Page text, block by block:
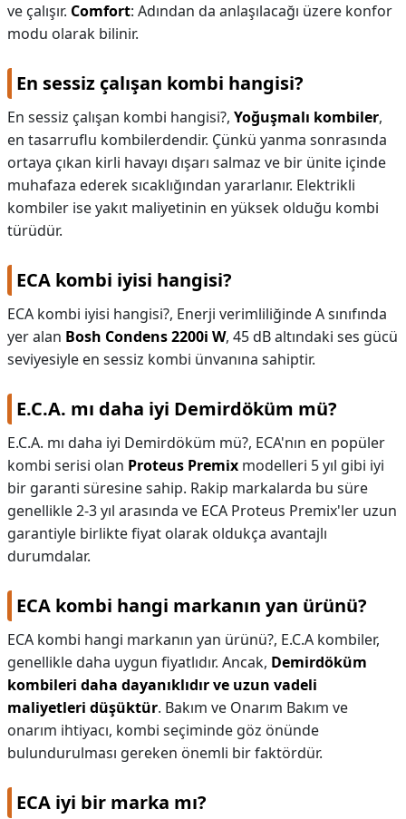
ve çalışır. Comfort: Adından da anlaşılacağı üzere konfor
modu olarak bilinir.
En sessiz çalışan kombi hangisi?
En sessiz çalışan kombi hangisi?, Yoğuşmalı kombiler,
en tasarruflu kombilerdendir. Çünkü yanma sonrasında
ortaya çıkan kirli havayı dışarı salmaz ve bir ünite içinde
muhafaza ederek sıcaklığından yararlanır. Elektrikli
kombiler ise yakıt maliyetinin en yüksek olduğu kombi
türüdür.
ECA kombi iyisi hangisi?
ECA kombi iyisi hangisi?, Enerji verimliliğinde A sınıfında
yer alan Bosh Condens 2200i W, 45 dB altındaki ses gücü
seviyesiyle en sessiz kombi ünvanına sahiptir.
E.C.A. mı daha iyi Demirdöküm mü?
E.C.A. mı daha iyi Demirdöküm mü?, ECA'nın en popüler
kombi serisi olan Proteus Premix modelleri 5 yıl gibi iyi
bir garanti süresine sahip. Rakip markalarda bu süre
genellikle 2-3 yıl arasında ve ECA Proteus Premix'ler uzun
garantiyle birlikte fiyat olarak oldukça avantajlı
durumdalar.
ECA kombi hangi markanın yan ürünü?
ECA kombi hangi markanın yan ürünü?, E.C.A kombiler,
genellikle daha uygun fiyatlıdır. Ancak, Demirdöküm
kombileri daha dayanıklıdır ve uzun vadeli
maliyetleri düşüktür. Bakım ve Onarım Bakım ve
onarım ihtiyacı, kombi seçiminde göz önünde
bulundurulması gereken önemli bir faktördür.
ECA iyi bir marka mı?